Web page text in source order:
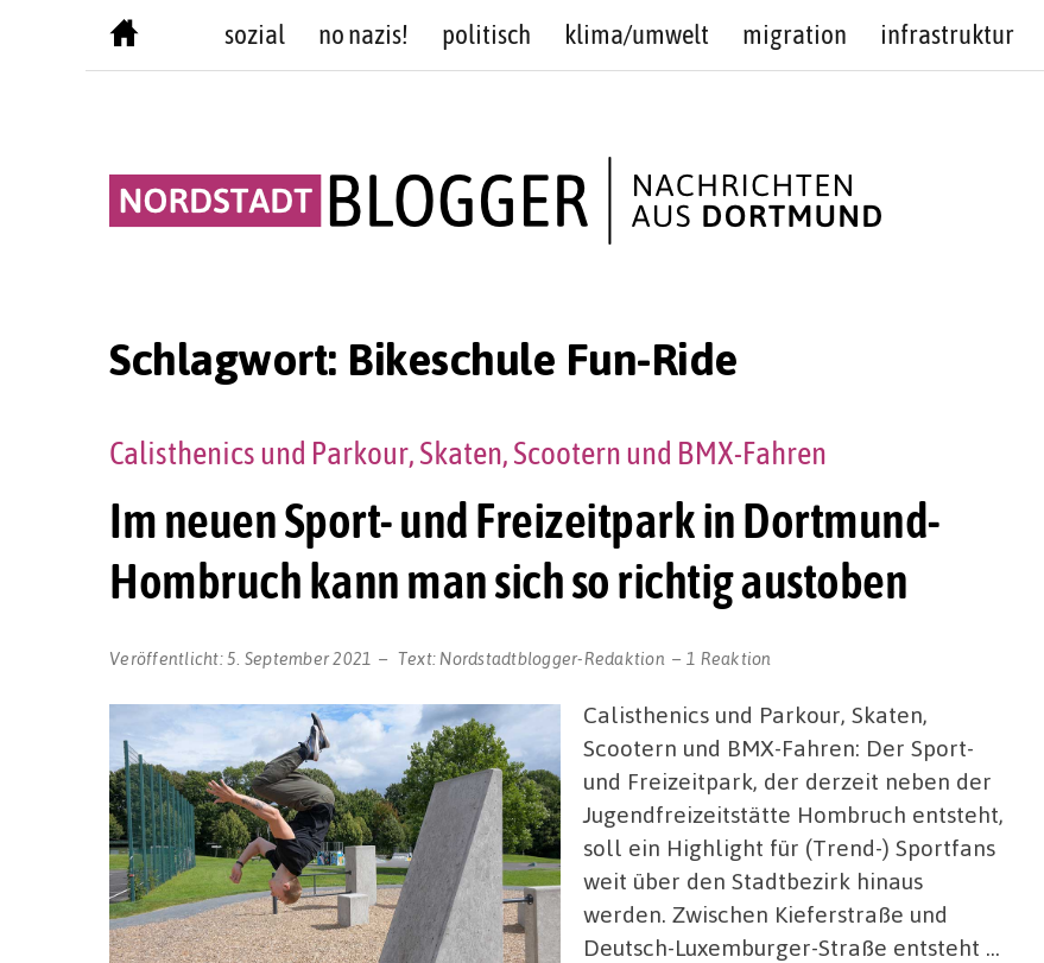
sozial no nazis! politisch klima/umwelt migration infrastruktur
Schlagwort: Bikeschule Fun-Ride
Im neuen Sport- und Freizeitpark in Dortmund-
Hombruch kann man sich so richtig austoben
Calisthenics und Parkour, Skaten, Scootern und BMX-Fahren
Veröffentlicht:5. September 2021 Text: Nordstadtblogger-Redaktion 1 Reaktion
Calisthenics und Parkour, Skaten,
Scootern und BMX-Fahren: Der Sport-
und Freizeitpark, der derzeit neben der
Jugendfreizeitstätte Hombruch entsteht,
soll ein Highlight für (Trend-) Sportfans
weit über den Stadtbezirk hinaus
werden. Zwischen Kieferstraße und
Deutsch-Luxemburger-Straße entsteht …